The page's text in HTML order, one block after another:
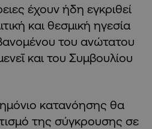
έχουν ήδη εγκριθεί
και θεσμική ηγεσία
του ανώτατου
και του Συμβουλίου
κατανόησης θα
της σύγκρουσης σε